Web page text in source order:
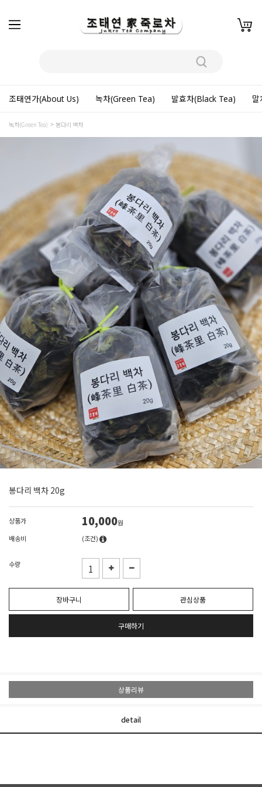
조태연가(About Us) 녹차(Green Tea) 발효차(Black Tea)
녹차(Green Tea) 봉다리 백차
봉다리 백차 20g
상품가 10,000원
배송비
(조건)
수량
장바구니 관심상품
구매하기
상품리뷰
detail